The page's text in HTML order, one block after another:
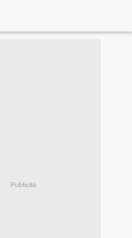
Publicité